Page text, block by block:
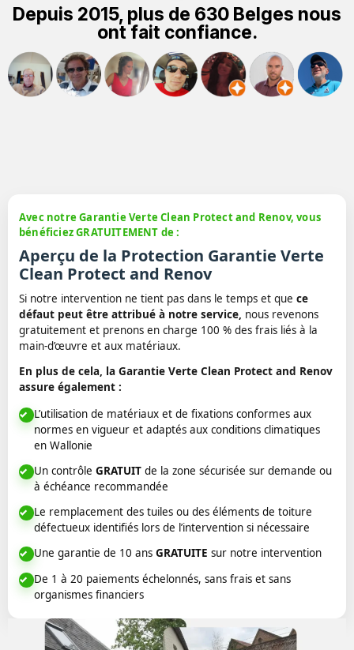
Depuis 2015, plus de 630 Belges nous
ont fait confiance.
Avec notre Garantie Verte Clean Protect and Renov, vous
bénéficiez GRATUITEMENT de :
Aperçu de la Protection Garantie Verte
Clean Protect and Renov
Si notre intervention ne tient pas dans le temps et que ce
défaut peut être attribué à notre service, nous revenons
gratuitement et prenons en charge 100 % des frais liés à la
main-d’œuvre et aux matériaux.
En plus de cela, la Garantie Verte Clean Protect and Renov
assure également :
L’utilisation de matériaux et de fixations conformes aux
normes en vigueur et adaptés aux conditions climatiques
en Wallonie
Un contrôle GRATUIT de la zone sécurisée sur demande ou
à échéance recommandée
Le remplacement des tuiles ou des éléments de toiture
défectueux identifiés lors de l’intervention si nécessaire
Une garantie de 10 ans GRATUITE sur notre intervention
De 1 à 20 paiements échelonnés, sans frais et sans
organismes financiers